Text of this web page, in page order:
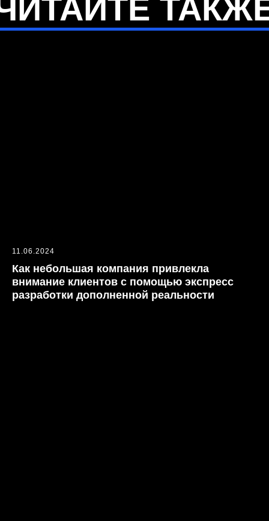
11.06.2024
Как небольшая компания привлекла
внимание клиентов с помощью экспресс
разработки дополненной реальности
Лучшие идеи приходят
в виде шуток. Делайте
своё мышление как можно
смешнее.